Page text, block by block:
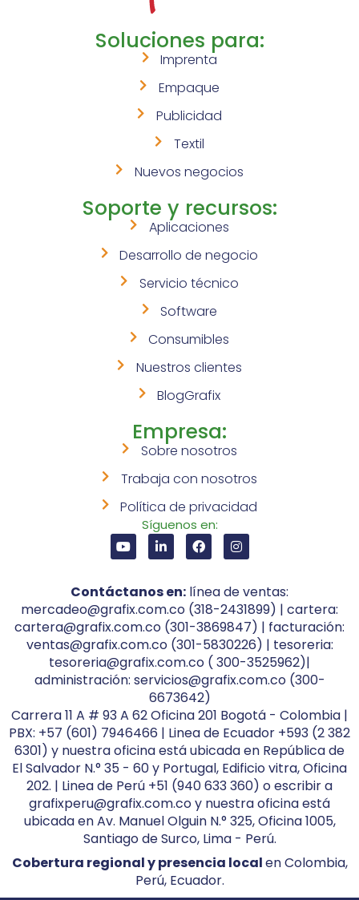
Soluciones para:
Imprenta
Empaque
Publicidad
Textil
Nuevos negocios
Soporte y recursos:
Aplicaciones
Desarrollo de negocio
Servicio técnico
Software
Consumibles
Nuestros clientes
BlogGrafix
Empresa:
Sobre nosotros
Trabaja con nosotros
Política de privacidad
Síguenos en:
Contáctanos en: línea de ventas:
mercadeo@grafix.com.co (318-2431899) | cartera:
cartera@grafix.com.co (301-3869847) | facturación:
ventas@grafix.com.co (301-5830226) | tesoreria:
tesoreria@grafix.com.co ( 300-3525962)|
administración: servicios@grafix.com.co (300-
6673642)
Carrera 11 A # 93 A 62 Oficina 201 Bogotá - Colombia |
PBX: +57 (601) 7946466 | Linea de Ecuador +593 (2 382
6301) y nuestra oficina está ubicada en República de
El Salvador N.° 35 - 60 y Portugal, Edificio vitra, Oficina
202. | Linea de Perú +51 (940 633 360) o escribir a
grafixperu@grafix.com.co y nuestra oficina está
ubicada en Av. Manuel Olguin N.° 325, Oficina 1005,
Santiago de Surco, Lima - Perú.
Cobertura regional y presencia localen Colombia,
Perú, Ecuador.